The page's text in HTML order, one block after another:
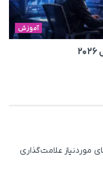
آموزش
موردنیاز علامت‌گذاری